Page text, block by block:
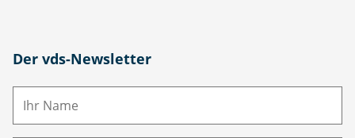
Der vds-Newsletter
N
M